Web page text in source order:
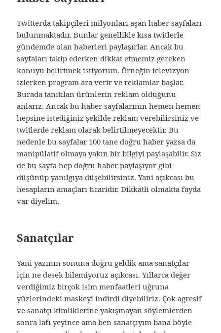
Twitterda takipçileri milyonları aşan haber sayfaları
bulunmaktadır. Bunlar genellikle kısa twitlerle
gündemde olan haberleri paylaşırlar. Ancak bu
sayfaları takip ederken dikkat etmemiz gereken
konuyu belirtmek istiyorum. Örneğin televizyon
izlerken program ara verir ve reklamlar başlar.
Burada tanıtılan ürünlerin reklam olduğunu
anlarız. Ancak bu haber sayfalarının hemen hemen
hepsine istediğiniz şekilde reklam verebilirsiniz ve
twitlerde reklam olarak belirtilmeyecektir. Bu
nedenle bu sayfalar 100 tane doğru haber yazsa da
manipülatif olmaya yakın bir bilgiyi paylaşabilir. Siz
de bu sayfa hep doğru haber paylaşıyor gibi
düşünüp yanılgıya düşebilirsiniz. Yani açıkcası bu
hesapların amaçları ticaridir. Dikkatli olmakta fayda
var diyelim.
Sanatçılar
Yani yazının sonuna doğru geldik ama sanatçılar
için ne desek bilemiyoruz açıkcası. Yıllarca değer
verdiğimiz birçok isim menfaatleri uğruna
yüzlerindeki maskeyi indirdi diyebiliriz. Çok agresif
ve sanatçı kimliklerine yakışmayan söylemlerden
sonra lafı yeyince ama ben sanatçıyım bana böyle